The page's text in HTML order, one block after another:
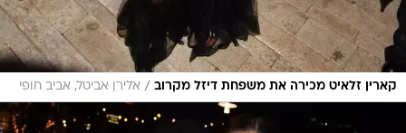
קארין זלאיט מכירה את משפחת דיזל מקרוב / אלירן אביטל, אביב חופי